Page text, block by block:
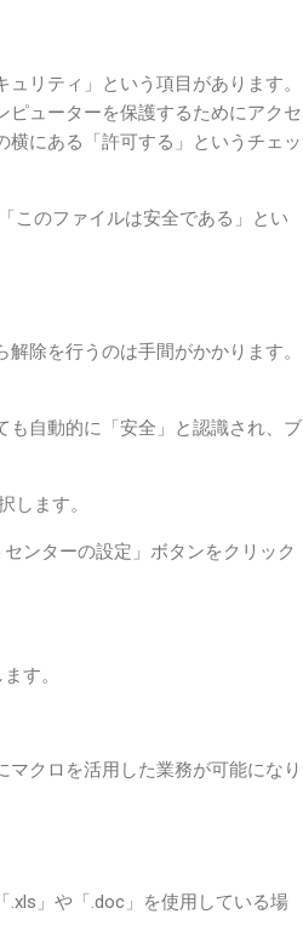
リティ」という項目があります。
ピューターを保護するためにアクセ
にある「許可する」というチェッ
このファイルは安全である」とい
除を行うのは手間がかかります。
も自動的に「安全」と認識され、ブ
します。
ンターの設定」ボタンをクリック
す。
クロを活用した業務が可能になり
」や「.doc」を使用している場